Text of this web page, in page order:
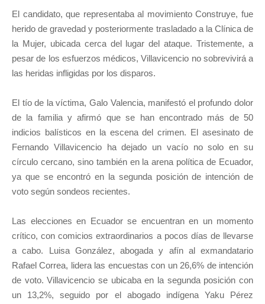
El candidato, que representaba al movimiento Construye, fue
herido de gravedad y posteriormente trasladado a la Clínica de
la Mujer, ubicada cerca del lugar del ataque. Tristemente, a
pesar de los esfuerzos médicos, Villavicencio no sobrevivirá a
las heridas infligidas por los disparos.
El tío de la víctima, Galo Valencia, manifestó el profundo dolor
de la familia y afirmó que se han encontrado más de 50
indicios balísticos en la escena del crimen. El asesinato de
Fernando Villavicencio ha dejado un vacío no solo en su
círculo cercano, sino también en la arena política de Ecuador,
ya que se encontró en la segunda posición de intención de
voto según sondeos recientes.
Las elecciones en Ecuador se encuentran en un momento
crítico, con comicios extraordinarios a pocos días de llevarse
a cabo. Luisa González, abogada y afín al exmandatario
Rafael Correa, lidera las encuestas con un 26,6% de intención
de voto. Villavicencio se ubicaba en la segunda posición con
un 13,2%, seguido por el abogado indígena Yaku Pérez